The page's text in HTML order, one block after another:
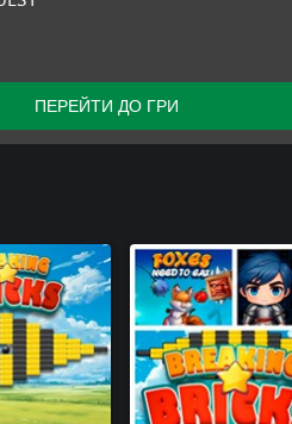
ПЕРЕЙТИ ДО ГРИ